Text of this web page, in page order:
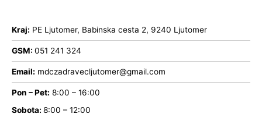
Kraj: PE Ljutomer, Babinska cesta 2, 9240 Ljutomer
GSM: 051 241 324
Email: mdczadravecljutomer@gmail.com
Pon – Pet: 8:00 – 16:00
Sobota: 8:00 – 12:00